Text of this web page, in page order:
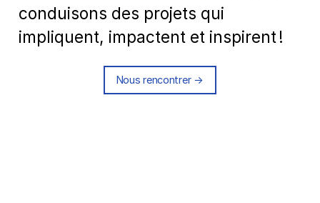
conduisons des projets qui
impliquent, impactent et inspirent !
Nous rencontrer